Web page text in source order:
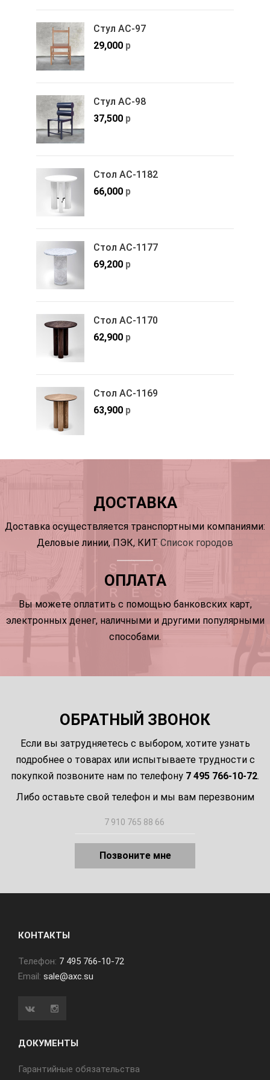
Стул АС-97
29,000 р
Стул АС-98
37,500 р
Стол АС-1182
66,000 р
Стол АС-1177
69,200 р
Стол АС-1170
62,900 р
Стол АС-1169
63,900 р
ДОСТАВКА
Доставка осуществляется транспортными компаниями:
Деловые линии, ПЭК, КИТ Список городов
ОПЛАТА
Вы можете оплатить с помощью банковских карт,
электронных денег, наличными и другими популярными
способами.
ОБРАТНЫЙ ЗВОНОК
Если вы затрудняетесь с выбором, хотите узнать
подробнее о товарах или испытываете трудности с
покупкой позвоните нам по телефону 7 495 766-10-72.
Либо оставьте свой телефон и мы вам перезвоним
Позвоните мне
КОНТАКТЫ
Телефон: 7 495 766-10-72
Email: sale@axc.su
ДОКУМЕНТЫ
Гарантийные обязательства